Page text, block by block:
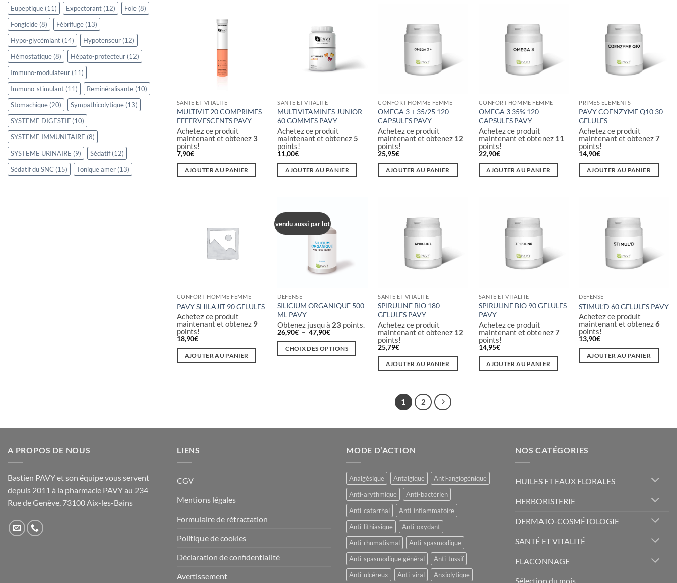
Eupeptique (11) Expectorant (12) Foie (8)
Fongicide (8) Fébrifuge (13)
Hypo-glycémiant (14) Hypotenseur (12)
Hémostatique (8) Hépato-protecteur (12)
Immuno-modulateur (11)
Immuno-stimulant (11) Reminéralisante (10)
Stomachique (20) Sympathicolytique (13)
SYSTEME DIGESTIF (10)
SYSTEME IMMUNITAIRE (8)
SYSTEME URINAIRE (9) Sédatif(12)
Sédatif du SNC (15) Tonique amer (13)
SANTÉ ET VITALITÉ
MULTIVIT 20 COMPRIMES
EFFERVESCENTS PAVY
Achetez ce produit
maintenant et obtenez3
points!
7,90€
AJOUTER AU PANIER
SANTÉ ET VITALITÉ
MULTIVITAMINES JUNIOR
60 GOMMES PAVY
Achetez ce produit
maintenant et obtenez5
points!
11,00€
AJOUTER AU PANIER
CONFORT HOMME FEMME
OMEGA 3 + 35/25 120
CAPSULES PAVY
Achetez ce produit
maintenant et obtenez 12
points!
25,95€
AJOUTER AU PANIER
CONFORT HOMME FEMME
OMEGA 3 35% 120
CAPSULES PAVY
Achetez ce produit
maintenant et obtenez 11
points!
22,90€
AJOUTER AU PANIER
PRIMES ÉLÉMENTS
PAVY COENZYME Q10 30
GELULES
Achetez ce produit
maintenant et obtenez7
points!
14,90€
AJOUTER AU PANIER
CONFORT HOMME FEMME
PAVY SHILAJIT 90 GELULES
Achetez ce produit
maintenant et obtenez 9
points!
18,90€
AJOUTER AU PANIER
vendu aussi par lot
DÉFENSE
SILICIUM ORGANIQUE 500
ML PAVY
Obtenez jusqu à 23 points.
26,90€ –47,90€Plage
prix :
26,90€
CHOIX DES OPTIONS
options
SANTÉ ET VITALITÉ
SPIRULINE BIO 180
GELULES PAVY
Achetez ce produit
maintenant et obtenez 12
points!
25,79€
AJOUTER AU PANIER
SANTÉ ET VITALITÉ
SPIRULINE BIO 90 GELULES
PAVY
Achetez ce produit
maintenant et obtenez7
points!
14,95€
AJOUTER AU PANIER
DÉFENSE
STIMUL’D 60 GELULES PAVY
Achetez ce produit
maintenant et obtenez6
points!
13,90€
AJOUTER AU PANIER
1 2
A PROPOS DE NOUS
Bastien PAVY et son équipe vous servent
depuis 2011 à la pharmacie PAVY au 234
Rue de Genève, 73100 Aix-les-Bains
LIENS
CGV
Mentions légales
Formulaire de rétractation
Politique de cookies
Déclaration de confidentialité
Avertissement
MODE D’ACTION
Analgésique Antalgique
Anti-angiogénique
Anti-arythmique
Anti-bactérien
Anti-catarrhal
Anti-inflammatoire
Anti-lithiasique
Anti-oxydant
Anti-rhumatismal
Anti-spasmodique
Anti-spasmodique général
Anti-tussif
Anti-ulcéreux
Anti-viral Anxiolytique
NOS CATÉGORIES
HUILES ET EAUX FLORALES
HERBORISTERIE
DERMATO-COSMÉTOLOGIE
SANTÉ ET VITALITÉ
FLACONNAGE
Sélection du mois